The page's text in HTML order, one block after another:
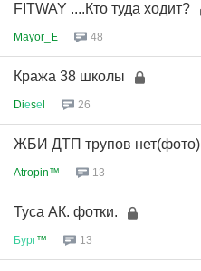
FITWAY ....Кто туда ходит?
Mayor_E 48
Кража 38 школы
Diеsеl 26
ЖБИ ДТП трупов нет(фото)
Atropin™ 13
Туса АК. фотки.
Бург™ 13